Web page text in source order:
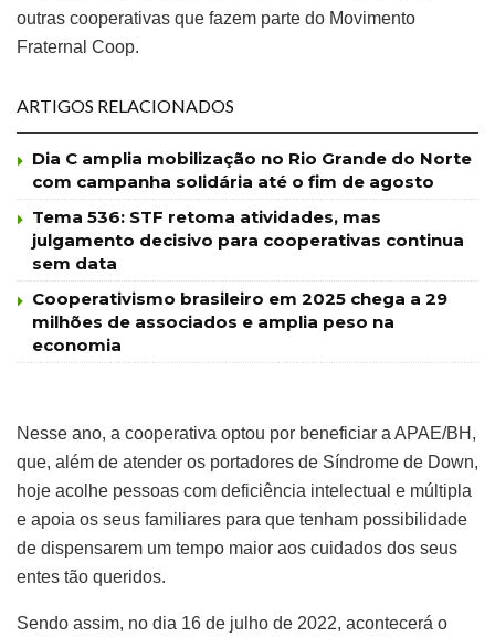
outras cooperativas que fazem parte do Movimento
Fraternal Coop.
ARTIGOS RELACIONADOS
Dia C amplia mobilização no Rio Grande do Norte
com campanha solidária até o fim de agosto
Tema 536: STF retoma atividades, mas
julgamento decisivo para cooperativas continua
sem data
Cooperativismo brasileiro em 2025 chega a 29
milhões de associados e amplia peso na
economia
Nesse ano, a cooperativa optou por beneficiar a APAE/BH,
que, além de atender os portadores de Síndrome de Down,
hoje acolhe pessoas com deficiência intelectual e múltipla
e apoia os seus familiares para que tenham possibilidade
de dispensarem um tempo maior aos cuidados dos seus
entes tão queridos.
Sendo assim, no dia 16 de julho de 2022, acontecerá o